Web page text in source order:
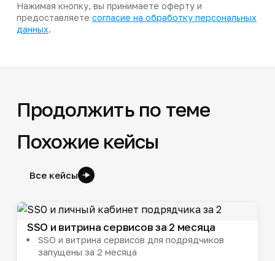
Нажимая кнопку, вы принимаете оферту и
предоставляете согласие на обработку персональных
данных.
Продолжить по теме
Похожие кейсы
Все кейсы
SSO и витрина сервисов за 2 месяца
SSO и витрина сервисов для подрядчиков
запущены за 2 месяца